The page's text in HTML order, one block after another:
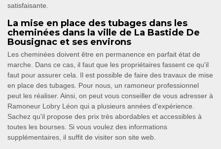
satisfaisante.
La mise en place des tubages dans les
cheminées dans la ville de La Bastide De
Bousignac et ses environs
Les cheminées doivent être en permanence en parfait état de
marche. Dans ce cas, il faut que les propriétaires fassent ce qu'il
faut pour assurer cela. Il est possible de faire des travaux de mise
en place des tubages. Pour nous, un ramoneur professionnel
peut les réaliser. Ainsi, on peut vous conseiller de vous adresser à
Ramoneur Lobry Léon qui a plusieurs années d'expérience.
Sachez qu'il propose des prix très abordables et accessibles à
toutes les bourses. Si vous voulez des informations
supplémentaires, il suffit de visiter son site web.